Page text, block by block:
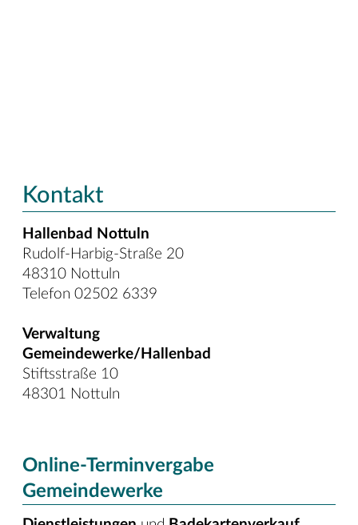
Kontakt
Hallenbad Nottuln
Rudolf-Harbig-Straße 20
48310 Nottuln
Telefon 02502 6339
Verwaltung
Gemeindewerke/Hallenbad
Stiftsstraße 10
48301 Nottuln
Online-Terminvergabe
Gemeindewerke